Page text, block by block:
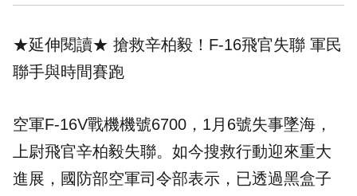
★延伸閱讀★ 搶救辛柏毅！F-16飛官失聯 軍民
聯手與時間賽跑
空軍F-16V戰機機號6700，1月6號失事墜海，
上尉飛官辛柏毅失聯。如今搜救行動迎來重大
進展，國防部空軍司令部表示，已透過黑盒子